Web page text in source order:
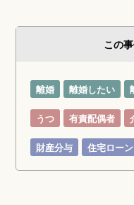
この
離婚 離婚したい
うつ 有責配偶者
財産分与 住宅ローン